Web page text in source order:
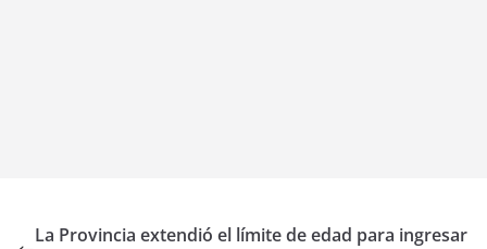
La Provincia extendió el límite de edad para ingresar